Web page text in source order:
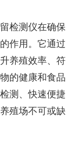
检测仪在确保
作用。它通过
养殖效率、符
的健康和食品
测、快速便捷
殖场不可或缺